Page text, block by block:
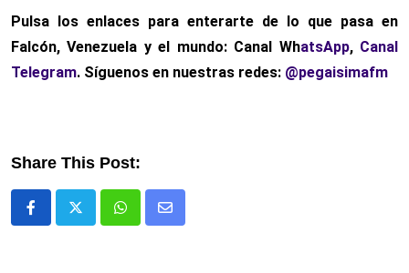
Pulsa los enlaces para enterarte de lo que pasa en
Falcón, Venezuela y el mundo: Canal WhatsApp, Canal
Telegram. Síguenos en nuestras redes: @pegaisimafm
Share This Post:
WhatsappComparte